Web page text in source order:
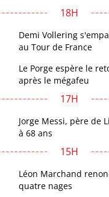
18H
Demi Vollering
au Tour de France
Le Porge espère le
après le mégafeu
17H
Jorge Messi, père de
à 68 ans
15H
Léon Marchand
quatre nages